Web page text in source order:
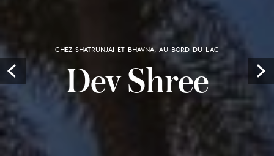
Prev
CHEZ SHATRUNJAI ET BHAVNA, AU BORD DU LAC
Dev Shree